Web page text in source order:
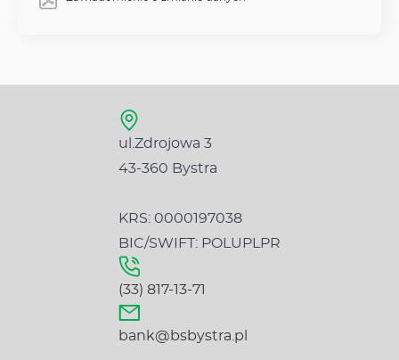
ul.Zdrojowa 3
43-360 Bystra
KRS: 0000197038
BIC/SWIFT: POLUPLPR
(33) 817-13-71
bank@bsbystra.pl